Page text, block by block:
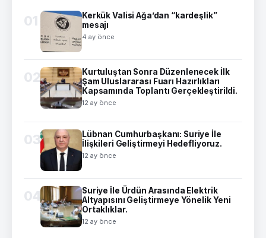
01
Kerkük Valisi Ağa’dan “kardeşlik”
mesajı
4 ay önce
02
Kurtuluştan Sonra Düzenlenecek İlk
Şam Uluslararası Fuarı Hazırlıkları
Kapsamında Toplantı Gerçekleştirildi.
12 ay önce
03
Lübnan Cumhurbaşkanı: Suriye İle
İlişkileri Geliştirmeyi Hedefliyoruz.
12 ay önce
04
Suriye İle Ürdün Arasında Elektrik
Altyapısını Geliştirmeye Yönelik Yeni
Ortaklıklar.
12 ay önce